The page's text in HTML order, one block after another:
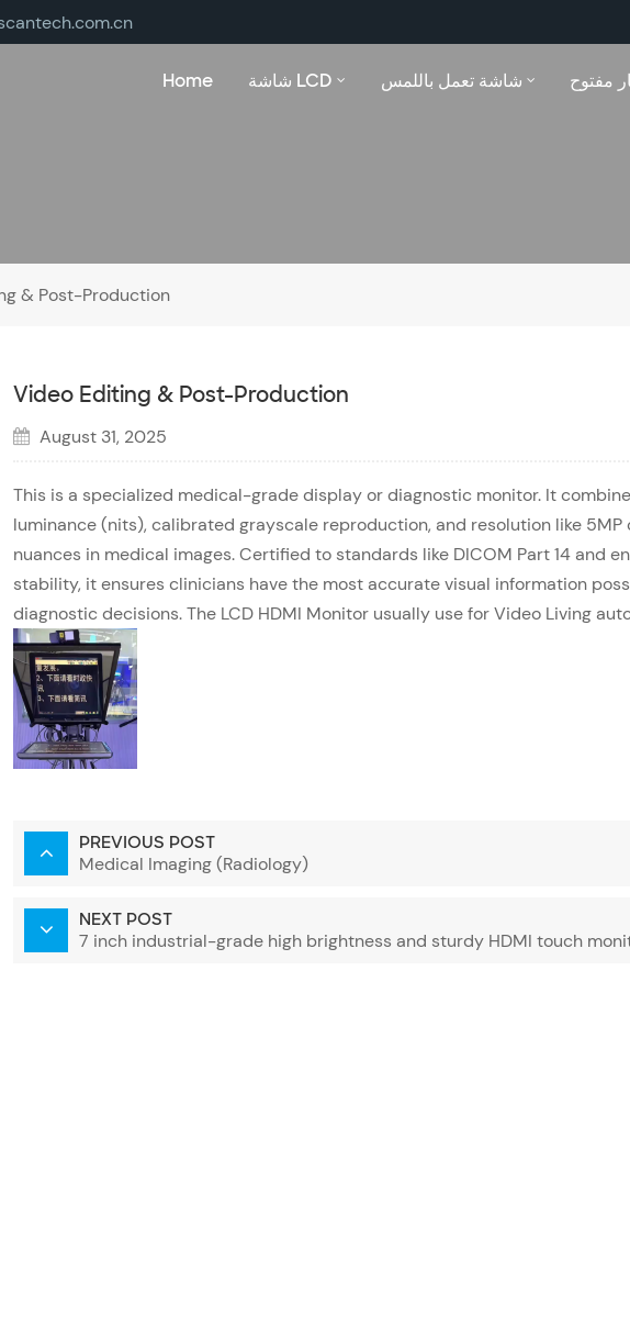
Home شاشة LCD شاشة تعمل باللمس مفتوح
& Post-Production
Video Editing & Post-Production
August 31, 2025
This is a specialized medical-grade display or diagnostic monitor. It
luminance (nits), calibrated grayscale reproduction, and resolution like
nuances in medical images. Certified to standards like DICOM Part 14 and
stability, it ensures clinicians have the most accurate visual information
diagnostic decisions. The LCD HDMI Monitor usually use for Video Living
PREVIOUS POST
Medical Imaging (Radiology)
NEXT POST
7 inch industrial-grade high brightness and sturdy HDMI touch